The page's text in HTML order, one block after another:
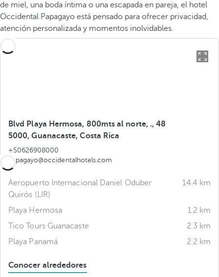
de miel, una boda íntima o una escapada en pareja, el hotel
Occidental Papagayo está pensado para ofrecer privacidad,
atención personalizada y momentos inolvidables.
Blvd Playa Hermosa, 800mts al norte, ., 48
5000, Guanacaste, Costa Rica
+50626908000
papagayo@occidentalhotels.com
Aeropuerto Internacional Daniel Oduber
Quirós (LIR)
14.4 km
Playa Hermosa
1.2 km
Tico Tours Guanacaste
2.3 km
Playa Panamá
2.2 km
Conocer alrededores